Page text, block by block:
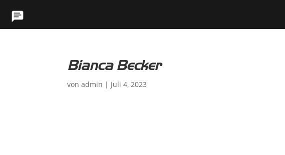
Bianca Becker
vonadmin | Juli 4, 2023